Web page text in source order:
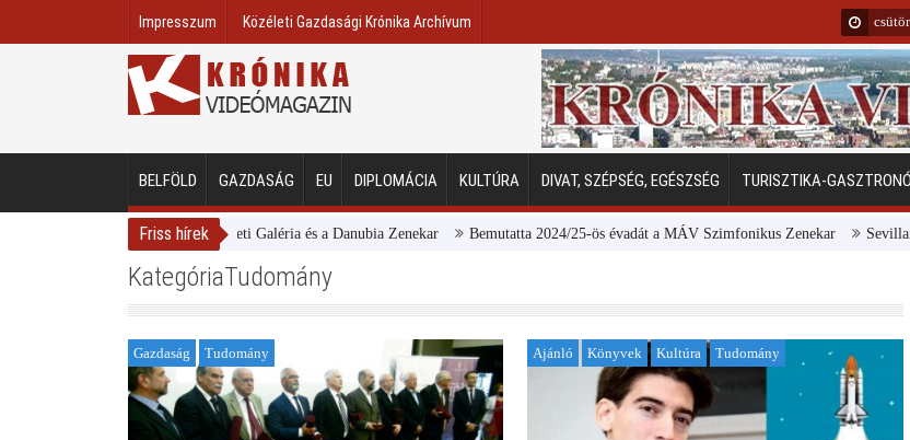
Impresszum Közéleti Gazdasági Krónika Archívum
BELFÖLD GAZDASÁG EU DIPLOMÁCIA KULTÚRA DIVAT, SZÉPSÉG, EGÉSZSÉG TURISZTIKA-
Friss hírek
Magyar Nemzeti Galéria és a Danubia Zenekar Bemutatta 2024/25-ös évadát a MÁV Szimfonikus Zenekar Sevillai
KategóriaTudomány
Gazdaság Tudomány Ajánló Könyvek Kultúra Tudomány